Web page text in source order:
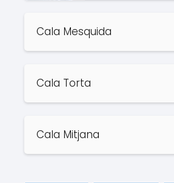
Cala Mesquida
Cala Torta
Cala Mitjana